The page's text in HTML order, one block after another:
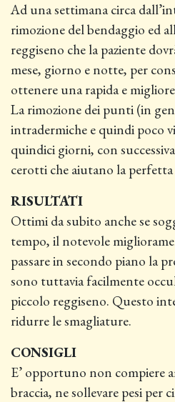
Ad una settimana circa
rimozione del bendaggio ed
reggiseno che la paziente
mese, giorno e notte, per
ottenere una rapida e
La rimozione dei punti (in
intradermiche e quindi poco
quindici giorni, con
cerotti che aiutano la
RISULTATI
Ottimi da subito anche se
tempo, il notevole
passare in secondo piano la
sono tuttavia facilmente
piccolo reggiseno. Questo
ridurre le smagliature.
CONSIGLI
E’ opportuno non compiere
braccia, ne sollevare pesi per